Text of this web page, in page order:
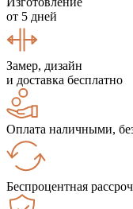
от 5 дней
Замер, дизайн
и доставка бесплатно
Оплата наличными,
Беспроцентная